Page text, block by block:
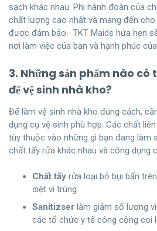
sạch khác nhau. Phi hành đoàn của
chất lượng cao nhất và mang đến
được đảm bảo. TKT Maids hứa hẹn
nơi làm việc của bạn và hạnh phúc
3. Những sản phẩm nào có
để vệ sinh nhà kho?
Để làm vệ sinh nhà kho đúng cách,
dụng cụ vệ sinh phù hợp. Các chất
tùy thuộc vào những gì bạn đang làm
chất tẩy rửa khác nhau và công dụng
Chất tẩy rửa loại bỏ bụi bẩn
diệt vi trùng.
Sanitizser làm giảm số lượng
các tổ chức y tế công cộng coi